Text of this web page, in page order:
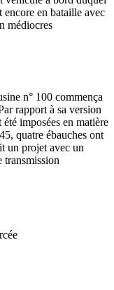
encore en bataille avec
médiocres
n° 100 commença
rapport à sa version
imposées en matière
quatre ébauches ont
un projet avec un
transmission